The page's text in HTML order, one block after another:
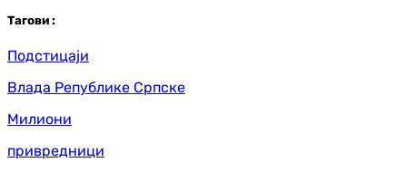
Тагови :
Подстицаји
Влада Републике Српске
Милиони
привредници